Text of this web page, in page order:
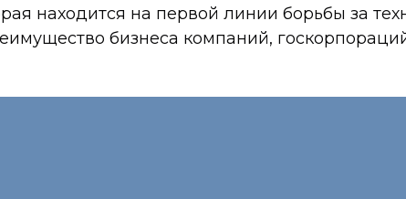
находится на первой линии борьбы за
бизнеса компаний,